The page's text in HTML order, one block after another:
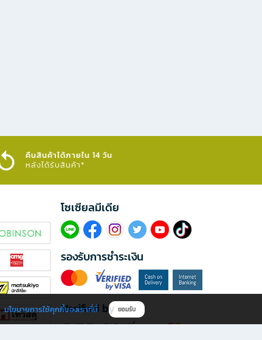
คืนสินค้าได้ภายใน 14 วัน
หลังได้รับสินค้า*
โซเซียลมีเดีย​
รองรับการชำระเงิน
Verified by
นโยบายการใช้คุกกี้ของเราที่นี่ ยอมรับ